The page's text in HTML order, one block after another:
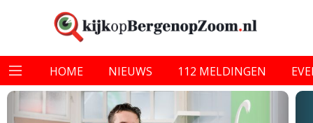
HOME NIEUWS 112 MELDINGEN